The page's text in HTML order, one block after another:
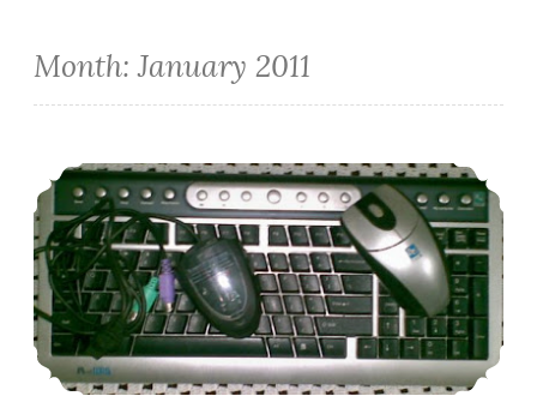
Month:January 2011
Como escolher um bom mouse wireless